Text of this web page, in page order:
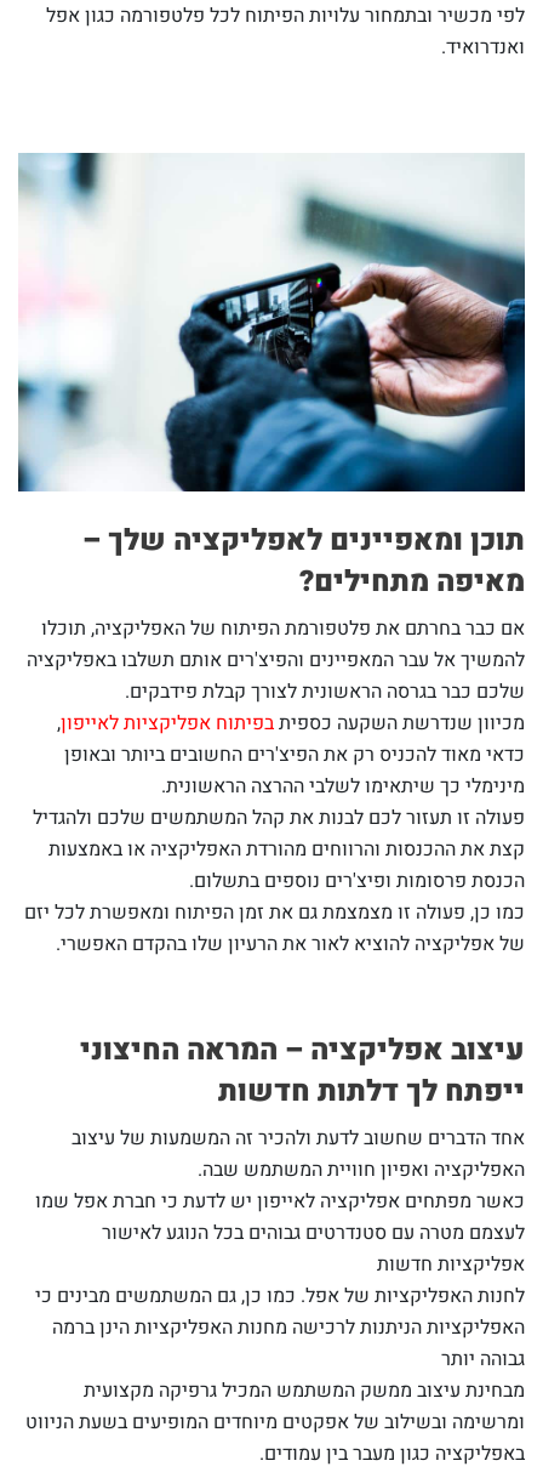
לפי מכשיר ובתמחור עלויות הפיתוח לכל פלטפורמה כגון אפל
ואנדרואיד.
תוכן ומאפיינים לאפליקציה שלך –
מאיפה מתחילים?
אם כבר בחרתם את פלטפורמת הפיתוח של האפליקציה, תוכלו
להמשיך אל עבר המאפיינים והפיצ'רים אותם תשלבו באפליקציה
שלכם כבר בגרסה הראשונית לצורך קבלת פידבקים.
מכיוון שנדרשת השקעה כספיתבפיתוח אפליקציות לאייפון,
כדאי מאוד להכניס רק את הפיצ'רים החשובים ביותר ובאופן
מינימלי כך שיתאימו לשלבי ההרצה הראשונית.
פעולה זו תעזור לכם לבנות את קהל המשתמשים שלכם ולהגדיל
קצת את ההכנסות והרווחים מהורדת האפליקציה או באמצעות
הכנסת פרסומות ופיצ'רים נוספים בתשלום.
כמו כן, פעולה זו מצמצמת גם את זמן הפיתוח ומאפשרת לכל יזם
של אפליקציה להוציא לאור את הרעיון שלו בהקדם האפשרי.
עיצוב אפליקציה – המראה החיצוני
ייפתח לך דלתות חדשות
אחד הדברים שחשוב לדעת ולהכיר זה המשמעות של עיצוב
האפליקציה ואפיון חוויית המשתמש שבה.
כאשר מפתחים אפליקציה לאייפון יש לדעת כי חברת אפל שמו
לעצמם מטרה עם סטנדרטים גבוהים בכל הנוגע לאישור
אפליקציות חדשות
לחנות האפליקציות של אפל. כמו כן, גם המשתמשים מבינים כי
האפליקציות הניתנות לרכישה מחנות האפליקציות הינן ברמה
גבוהה יותר
מבחינת עיצוב ממשק המשתמש המכיל גרפיקה מקצועית
ומרשימה ובשילוב של אפקטים מיוחדים המופיעים בשעת הניווט
באפליקציה כגון מעבר בין עמודים.